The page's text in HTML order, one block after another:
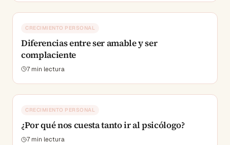
CRECIMIENTO PERSONAL
Diferencias entre ser amable y ser
complaciente
7min lectura
CRECIMIENTO PERSONAL
¿Por qué nos cuesta tanto ir al psicólogo?
7min lectura